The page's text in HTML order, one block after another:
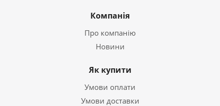
Компанія
Про компанію
Новини
Як купити
Умови оплати
Умови доставки